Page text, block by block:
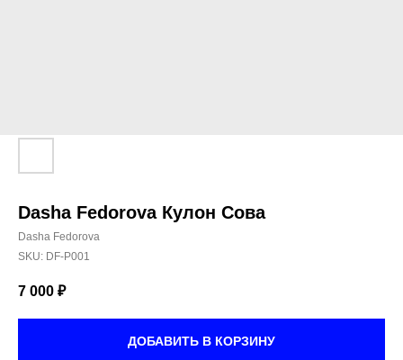
Dasha Fedorova Кулон Сова
Dasha Fedorova
SKU: DF-P001
7 000 ₽
ДОБАВИТЬ В КОРЗИНУ